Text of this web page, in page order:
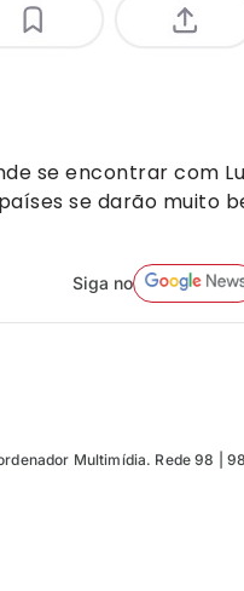
se encontrar com
se darão muito
Siga no
Multimídia. Rede 98 |